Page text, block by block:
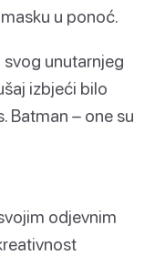
u ponoć.
svog unutarnjeg
izbjeći bilo
Batman – one su
odjevnim